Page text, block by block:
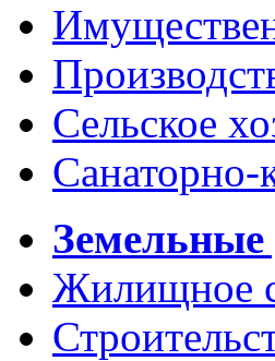
Сельское
Жилищное